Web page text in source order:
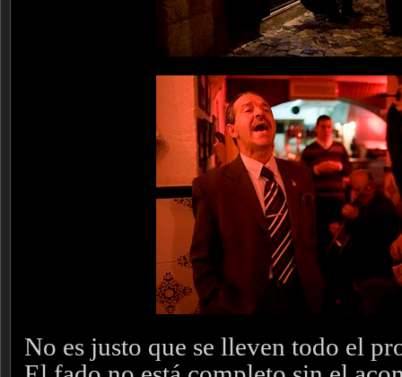
No es justo que se lleven todo el